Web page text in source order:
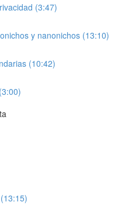
(3:47)
y nanonichos (13:10)
(10:42)